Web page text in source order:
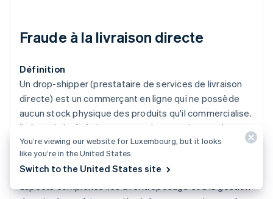
Fraude à la livraison directe
Définition
Un drop-shipper (prestataire de services de livraison
directe) est un commerçant en ligne qui ne possède
aucun stock physique des produits qu'il commercialise.
Il répond plutôt à des commandes en achetant des
produits auprès d'un fournisseur ou d'un fabricant,
lequel les livre directement au client en son nom. Cette
organisation lui évite de supporter les coûts et les
aspects complexes liés à l'entreposage et à la gestion
You’re viewing our website for Luxembourg, but it looks
like you’re in the United States.
Switch to the United States site